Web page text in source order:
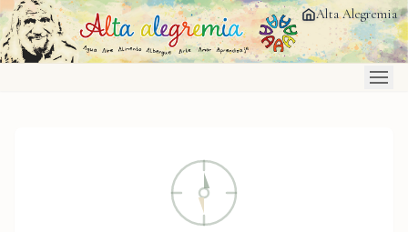
Saltar al contenido principal Alta Alegremia